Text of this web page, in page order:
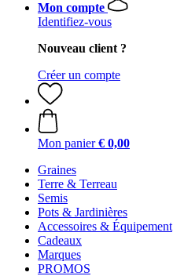
Mon compte
Identifiez-vous
Nouveau client ?
Créer un compte
Mon panier € 0,00
Graines
Terre & Terreau
Semis
Pots & Jardinières
Accessoires & Équipement
Cadeaux
Marques
PROMOS